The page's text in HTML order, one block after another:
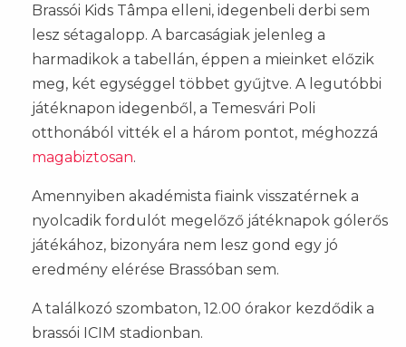
Brassói Kids Tâmpa elleni, idegenbeli derbi sem
lesz sétagalopp. A barcaságiak jelenleg a
harmadikok a tabellán, éppen a mieinket előzik
meg, két egységgel többet gyűjtve. A legutóbbi
játéknapon idegenből, a Temesvári Poli
otthonából vitték el a három pontot, méghozzá
magabiztosan.
Amennyiben akadémista fiaink visszatérnek a
nyolcadik fordulót megelőző játéknapok gólerős
játékához, bizonyára nem lesz gond egy jó
eredmény elérése Brassóban sem.
A találkozó szombaton, 12.00 órakor kezdődik a
brassói ICIM stadionban.